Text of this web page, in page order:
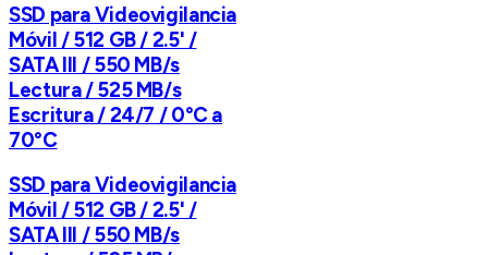
SSD para Videovigilancia
Móvil / 512 GB / 2.5' /
SATA III / 550 MB/s
Lectura / 525 MB/s
Escritura / 24/7 / 0°C a
70°C
SSD para Videovigilancia
Móvil / 512 GB / 2.5' /
SATA III / 550 MB/s